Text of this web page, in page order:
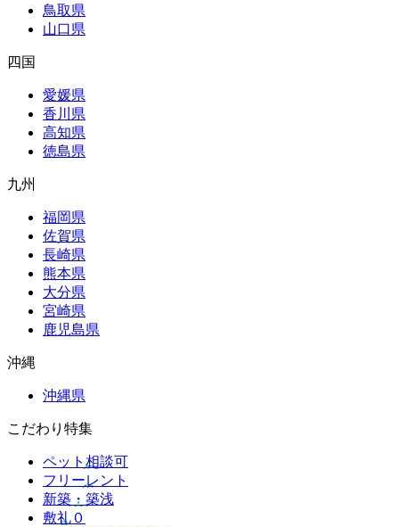
鳥取県
山口県
四国
愛媛県
香川県
高知県
徳島県
九州
福岡県
佐賀県
長崎県
熊本県
大分県
宮崎県
鹿児島県
沖縄
沖縄県
こだわり特集
ペット相談可
フリーレント
新築・築浅
敷礼０